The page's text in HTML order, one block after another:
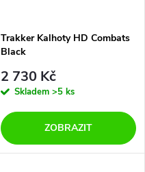
Trakker Kalhoty HD Combats
Black
2 730 Kč
Skladem >5 ks
ZOBRAZIT